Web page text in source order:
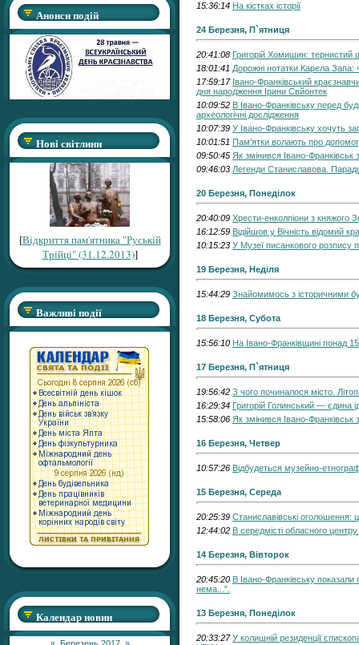
Анонси подій
Нові світлини
[Відкриття пам'ятника "Руській
Трійці" (31.12.2013)]
Важливі події
Календар новин
15:36:14 На кістках історії
24 Березня, П`ятниця
20:41:08 Григорій Хомишин: тернистий
18:01:41 Дорожні нотатки Карела Запа:
17:59:17 Івано-Франківський
дня народження Ірини Свйонтек
10:09:52 В Івано-Франківську перед
археологічні дослідження
10:07:39 У Івано-Франківську хочуть
10:01:51 Пам’ятки волають про
09:50:45 Як змінився Івано-Франківськ
09:46:03 Легенди Станиславова.
20 Березня, Понеділок
20:40:09 Хрести-енколпіони з княжого
16:12:59 Відійшов у Вічність відомий
10:15:23 У Музеї писанкового розпису
19 Березня, Неділя
15:44:29 Знайомимось з історичними
18 Березня, Субота
15:56:10 На Івано-Франківщині понад
17 Березня, П`ятниця
19:56:42 З чого починалося місто.
16:29:34 Григорій Голинський — єдина
15:58:06 Як змінився Івано-Франківськ
16 Березня, Четвер
10:57:26 Відбудеться музейно-
15 Березня, Середа
20:25:39 Станиславівські оголошення:
12:44:02 В середмісті обласного
14 Березня, Вівторок
20:45:20 В Івано-Франківську
нема...".
13 Березня, Понеділок
20:33:27 У колишній резиденції